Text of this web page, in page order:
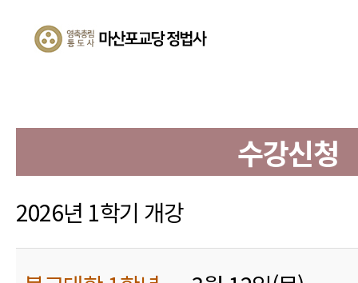
수강신청
2026년 1학기 개강